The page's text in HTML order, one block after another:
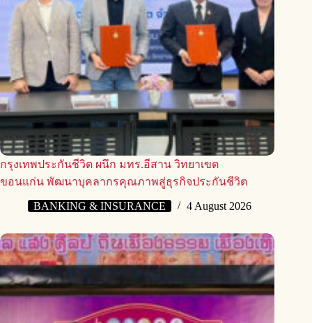
กรุงเทพประกันชีวิต ผนึก มทร.อีสาน วิทยาเขต
ขอนแก่น พัฒนาบุคลากรคุณภาพสู่ธุรกิจประกันชีวิต
BANKING & INSURANCE 4 August 2026